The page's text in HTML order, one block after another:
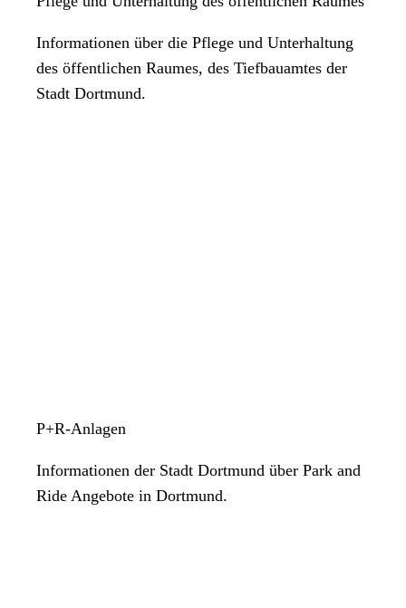
Informationen über die Pflege und Unterhaltung
des öffentlichen Raumes, des Tiefbauamtes der
Stadt Dortmund.
P+R-Anlagen
Informationen der Stadt Dortmund über Park and
Ride Angebote in Dortmund.